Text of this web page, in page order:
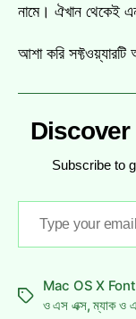
নামে। ঐখান থেকেই
আশা করি সফ্টওয়্যারটি
Discover
Subscribe to
Type your email…
Tags
Mac OS X
ও এস এক্স,ম্যাক ও